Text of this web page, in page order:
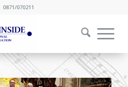
0871/070211